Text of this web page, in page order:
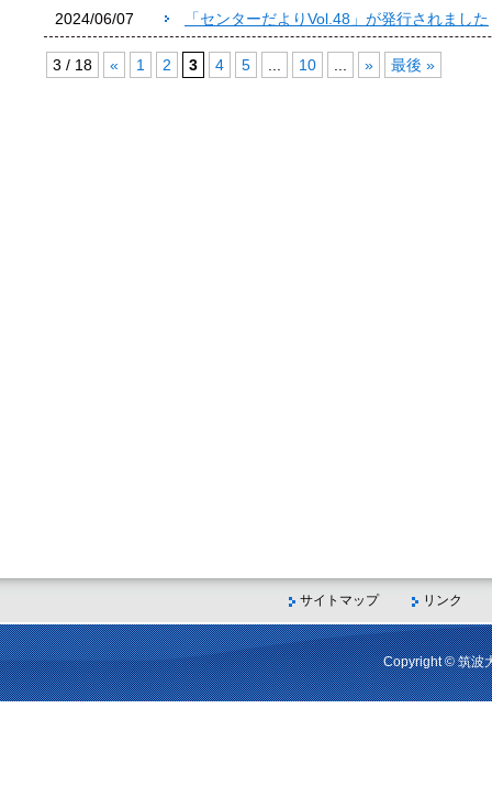
2024/06/07 「センターだよりVol.48」が発行されました
3 / 18 « 1 2 3 4 5 10 » 最後 »
サイトマップ リンク
Copyright © 筑波